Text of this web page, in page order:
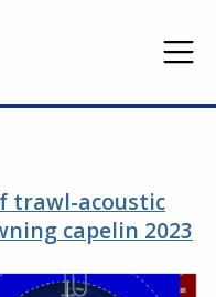
trawl-acoustic
capelin 2023